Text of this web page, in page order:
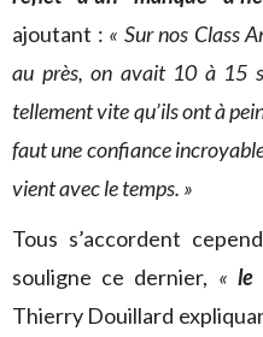
ajoutant : « Sur nos Class
au près, on avait 10 à 15
tellement vite qu’ils ont à
faut une confiance
vient avec le temps. »
Tous s’accordent
souligne ce dernier, « le
Thierry Douillard